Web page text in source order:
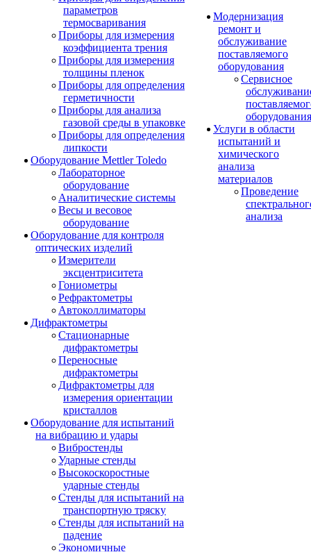
параметров
термосваривания
Приборы для измерения
коэффициента трения
Приборы для измерения
толщины пленок
Приборы для определения
герметичности
Приборы для анализа
газовой среды в упаковке
Приборы для определения
липкости
Оборудование Mettler Toledo
Лабораторное
оборудование
Аналитические системы
Весы и весовое
оборудование
Оборудование для контроля
оптических изделий
Измерители
эксцентриситета
Гониометры
Рефрактометры
Автоколлиматоры
Дифрактометры
Стационарные
дифрактометры
Переносные
дифрактометры
Дифрактометры для
измерения ориентации
кристаллов
Оборудование для испытаний
на вибрацию и удары
Вибростенды
Ударные стенды
Высокоскоростные
ударные стенды
Стенды для испытаний на
транспортную тряску
Стенды для испытаний на
падение
Экономичные
Модернизация
ремонт и
обслуживание
поставляемого
оборудования
Сервисное
оборудования
Услуги в области
испытаний и
химического
анализа
материалов
Проведение
анализа